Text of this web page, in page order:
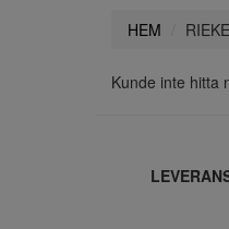
HEM
Kunde inte hitta